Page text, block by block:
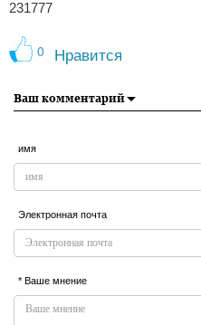
231777
0 Нравится
Ваш комментарий
имя
Электронная почта
* Ваше мнение